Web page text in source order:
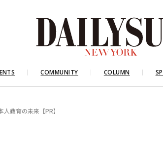
COMMUNITY COLUMN
教育の未来【PR】